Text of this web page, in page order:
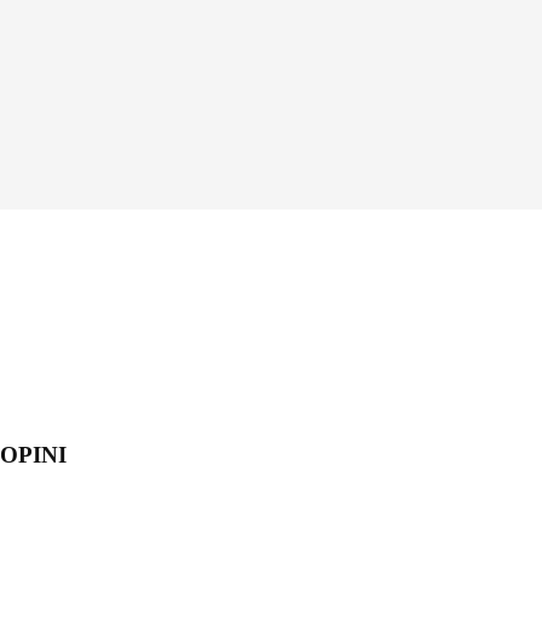
OPINI